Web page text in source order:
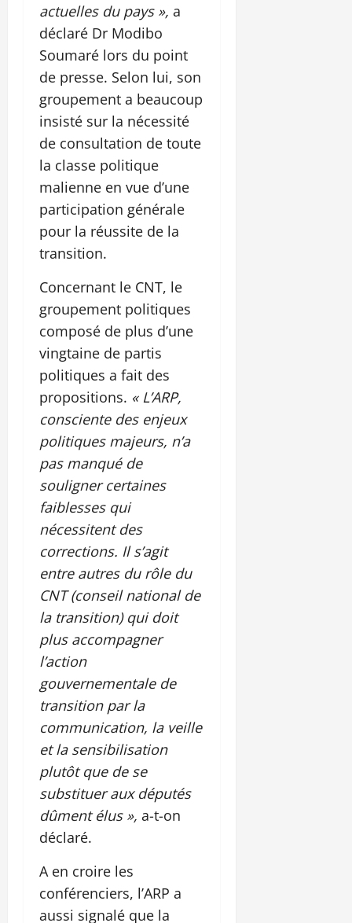
actuelles du pays », a
déclaré Dr Modibo
Soumaré lors du point
de presse. Selon lui, son
groupement a beaucoup
insisté sur la nécessité
de consultation de toute
la classe politique
malienne en vue d’une
participation générale
pour la réussite de la
transition.
Concernant le CNT, le
groupement politiques
composé de plus d’une
vingtaine de partis
politiques a fait des
propositions. « L’ARP,
consciente des enjeux
politiques majeurs, n’a
pas manqué de
souligner certaines
faiblesses qui
nécessitent des
corrections. Il s’agit
entre autres du rôle du
CNT (conseil national de
la transition) qui doit
plus accompagner
l’action
gouvernementale de
transition par la
communication, la veille
et la sensibilisation
plutôt que de se
substituer aux députés
dûment élus », a-t-on
déclaré.
A en croire les
conférenciers, l’ARP a
aussi signalé que la